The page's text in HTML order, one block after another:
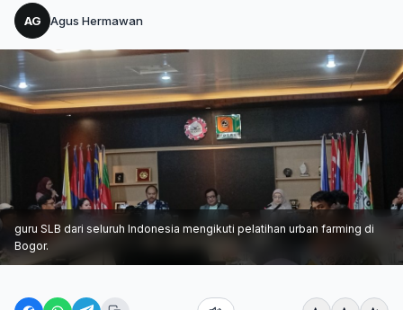
AG Agus Hermawan
guru SLB dari seluruh Indonesia mengikuti pelatihan urban farming di
Bogor.